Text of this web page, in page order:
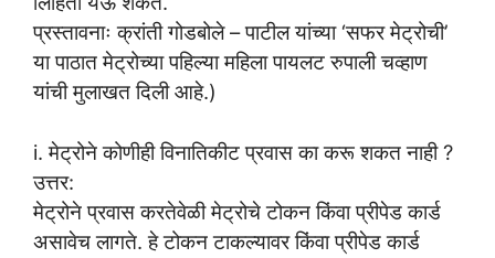
प्रस्तावनाः क्रांती गोडबोले – पाटील यांच्या ‘सफर मेट्रोची’
या पाठात मेट्रोच्या पहिल्या महिला पायलट रुपाली चव्हाण
यांची मुलाखत दिली आहे.)
i. मेट्रोने कोणीही विनातिकीट प्रवास का करू शकत नाही ?
उत्तर:
मेट्रोने प्रवास करतेवेळी मेट्रोचे टोकन किंवा प्रीपेड कार्ड
असावेच लागते. हे टोकन टाकल्यावर किंवा प्रीपेड कार्ड